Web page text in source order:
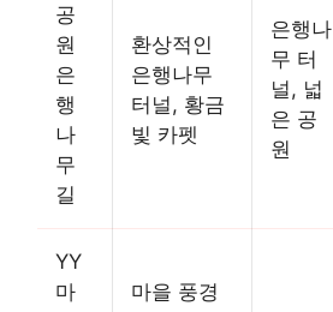
공
원
은
행
나
무
길
환상적인
은행나무
터널, 황금
빛 카펫
은행나
무 터
널, 넓
은 공
원
YY
마
마을 풍경